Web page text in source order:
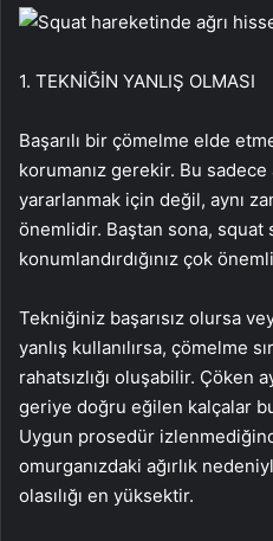
1. TEKNİĞİN YANLIŞ OLMASI
Başarılı bir çömelme elde
korumanız gerekir. Bu
yararlanmak için değil, aynı
önemlidir. Baştan sona, squat
konumlandırdığınız çok
Tekniğiniz başarısız olursa
yanlış kullanılırsa, çömelme
rahatsızlığı oluşabilir. Çöken
geriye doğru eğilen kalçalar
Uygun prosedür
omurganızdaki ağırlık
olasılığı en yüksektir.